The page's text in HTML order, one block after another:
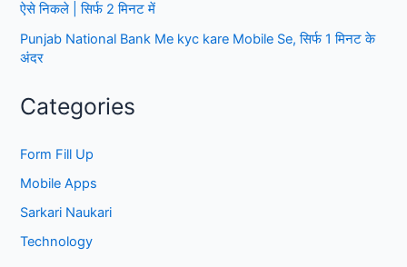
ऐसे निकले | सिर्फ 2 मिनट में
Punjab National Bank Me kyc kare Mobile Se, सिर्फ 1 मिनट के
अंदर
Categories
Form Fill Up
Mobile Apps
Sarkari Naukari
Technology